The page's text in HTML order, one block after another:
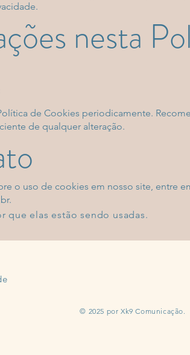
nesta
de Cookies periodicamente.
de qualquer alteração.
o uso de cookies em nosso site, entre
.
que elas estão sendo usadas.
© 2025 por Xk9 Comunicação.